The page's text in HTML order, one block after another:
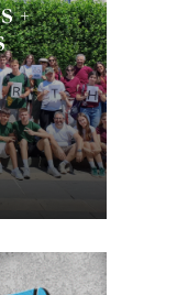
+